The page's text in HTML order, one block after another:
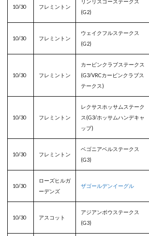
10/30 フレミントン
(G2)
10/30 フレミントン
ウェイクフルステークス
(G2)
10/30 フレミントン
カービンクラブステークス
(G3/VRCカービンクラブス
テークス)
10/30 フレミントン
レクサスホッサムステーク
ス(G3/ホッサムハンデキャ
ップ)
10/30 フレミントン
ベゴニアベルステークス
(G3)
10/30
ローズヒルガ
ーデンズ
ザゴールデンイーグル
10/30 アスコット
アジアンボウステークス
(G3)